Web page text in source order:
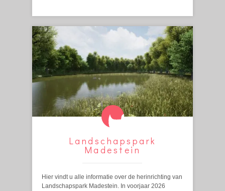
Landschapspark
Madestein
Hier vindt u alle informatie over de herinrichting van
Landschapspark Madestein. In voorjaar 2026